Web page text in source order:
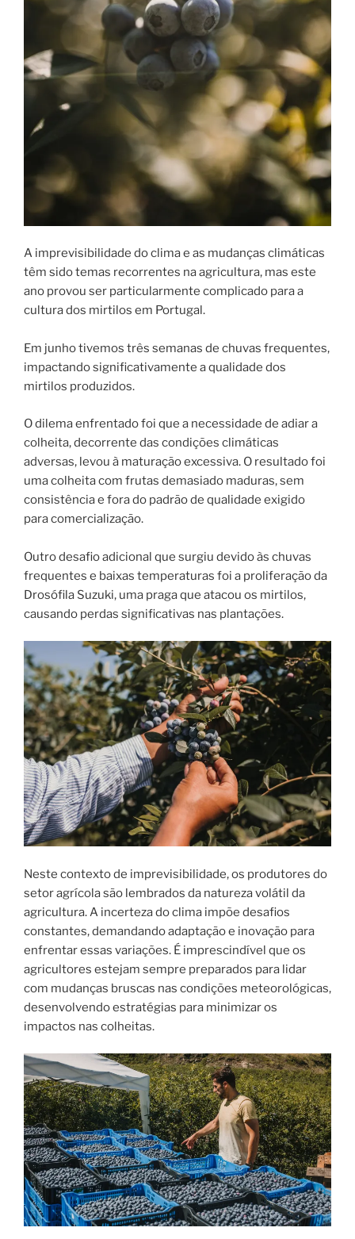
A imprevisibilidade do clima e as mudanças climáticas
têm sido temas recorrentes na agricultura, mas este
ano provou ser particularmente complicado para a
cultura dos mirtilos em Portugal.
Em junho tivemos três semanas de chuvas frequentes,
impactando significativamente a qualidade dos
mirtilos produzidos.
O dilema enfrentado foi que a necessidade de adiar a
colheita, decorrente das condições climáticas
adversas, levou à maturação excessiva. O resultado foi
uma colheita com frutas demasiado maduras, sem
consistência e fora do padrão de qualidade exigido
para comercialização.
Outro desafio adicional que surgiu devido às chuvas
frequentes e baixas temperaturas foi a proliferação da
Drosófila Suzuki, uma praga que atacou os mirtilos,
causando perdas significativas nas plantações.
Neste contexto de imprevisibilidade, os produtores do
setor agrícola são lembrados da natureza volátil da
agricultura. A incerteza do clima impõe desafios
constantes, demandando adaptação e inovação para
enfrentar essas variações. É imprescindível que os
agricultores estejam sempre preparados para lidar
com mudanças bruscas nas condições meteorológicas,
desenvolvendo estratégias para minimizar os
impactos nas colheitas.